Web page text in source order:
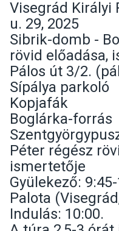
Visegrád Királyi
u. 29, 2025
Sibrik-domb -
rövid előadása,
Pálos út 3/2.
Sípálya parkoló
Kopjafák
Boglárka-forrás
Péter régész
ismertetője
Gyülekező:
Palota
Indulás: 10:00.